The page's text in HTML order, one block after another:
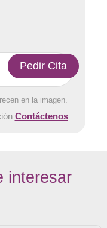
en la imagen.
Contáctenos
interesar